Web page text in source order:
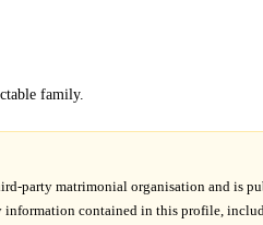
family.
party matrimonial organisation and is
information contained in this profile,